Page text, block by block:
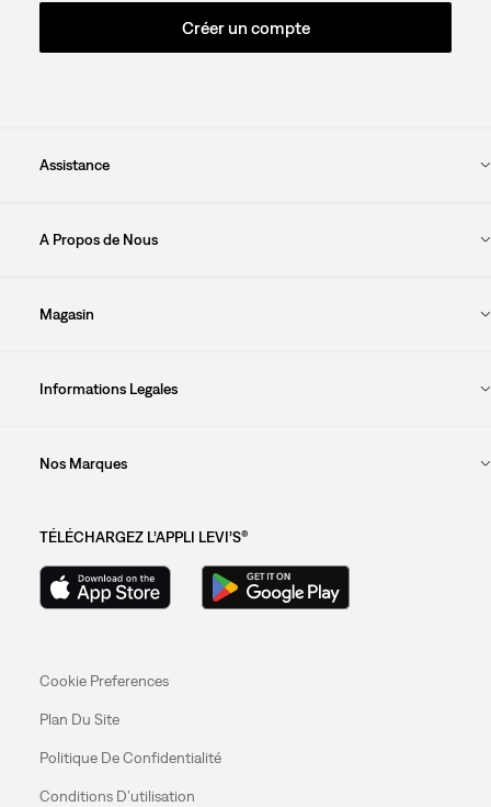
Créer un compte
Assistance
A Propos de Nous
Magasin
Informations Legales
Nos Marques
TÉLÉCHARGEZ L’APPLI LEVI’S®
Cookie Preferences
Plan Du Site
Politique De Confidentialité
Conditions D’utilisation